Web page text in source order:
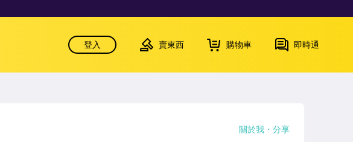
登入 賣東西 購物車 即時通
關於我 分享